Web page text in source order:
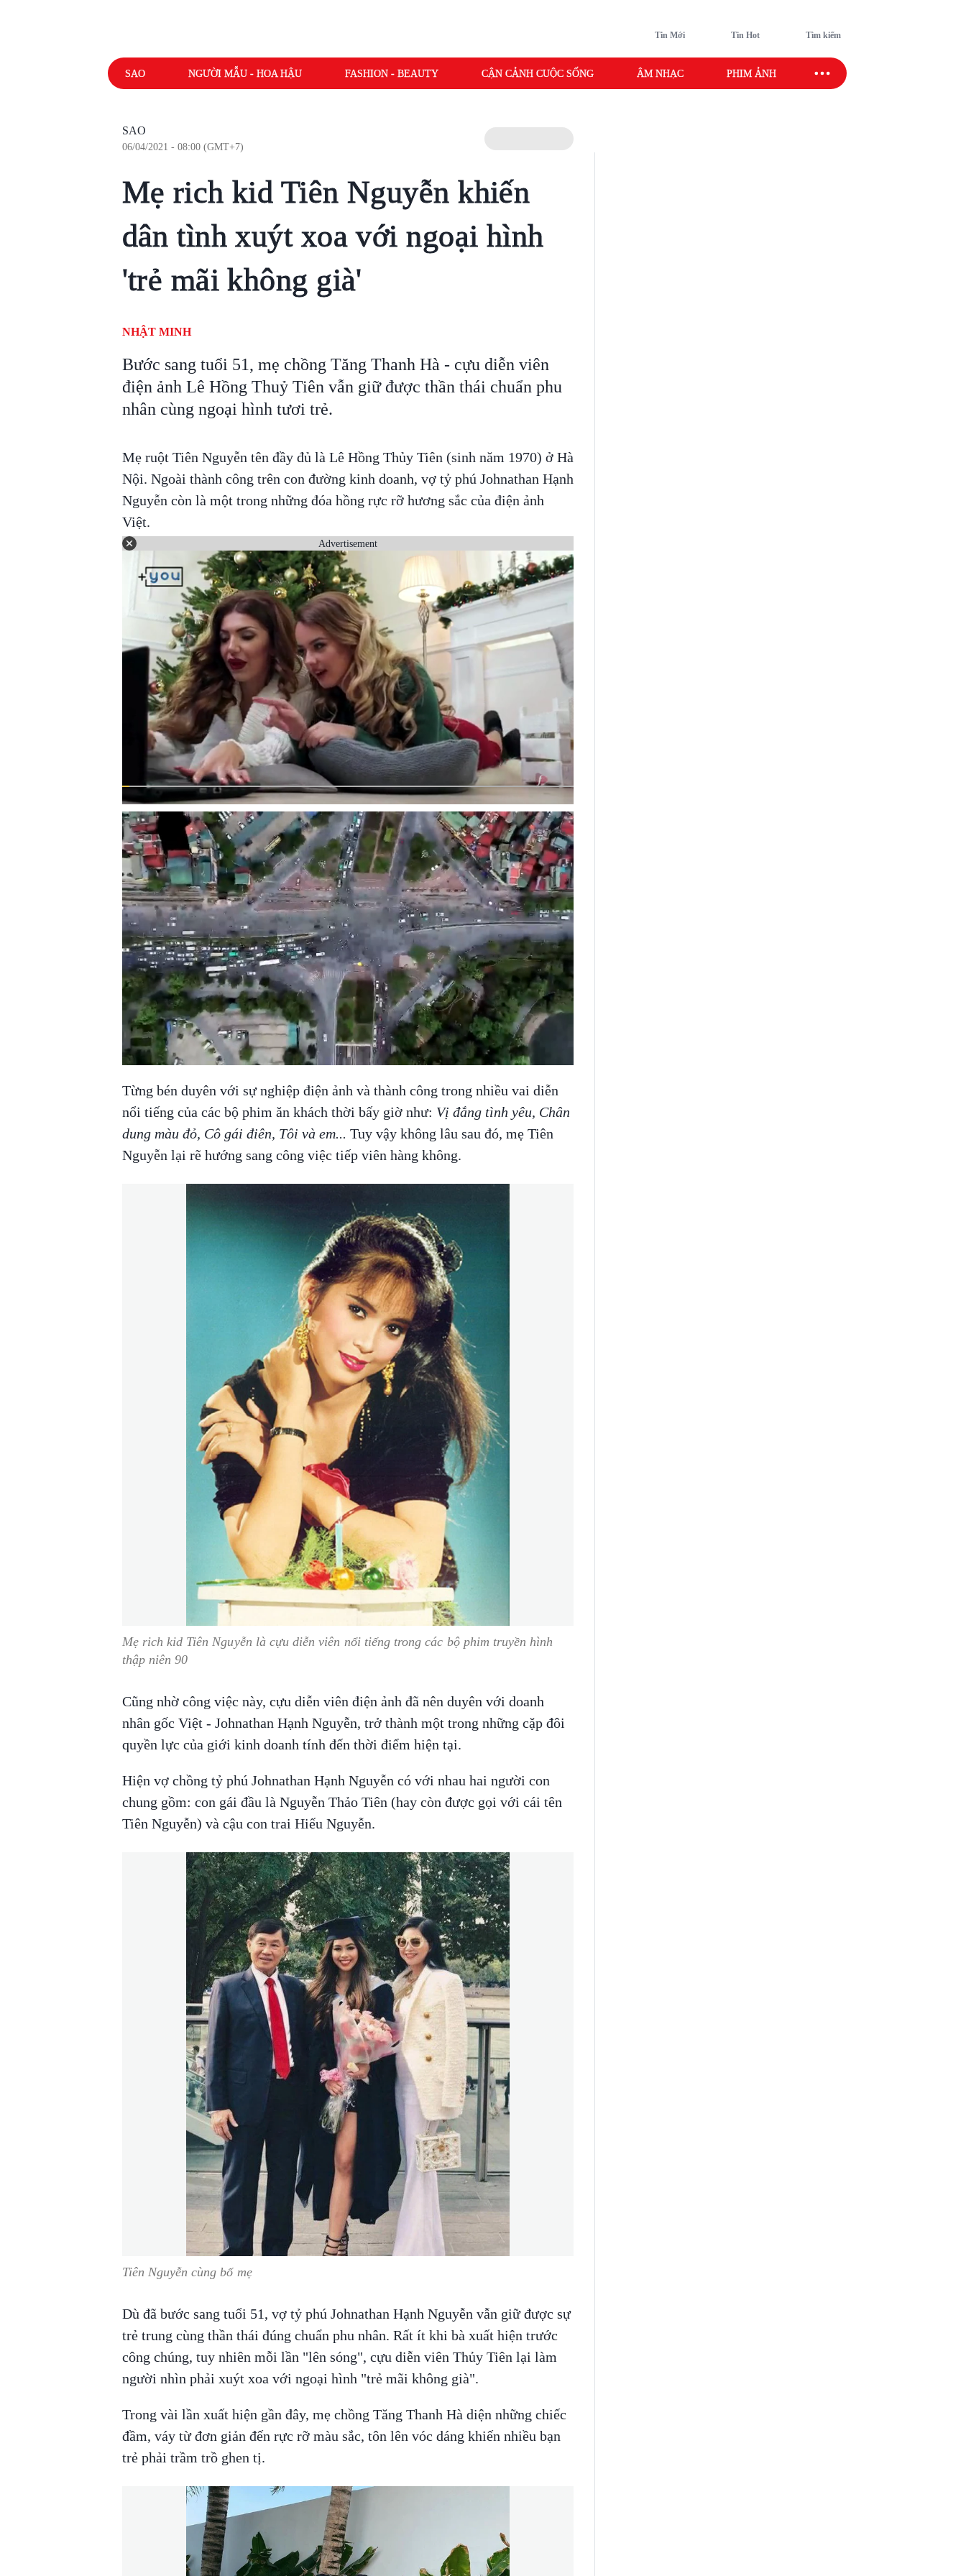
Tin Mới Tin Hot Tìm kiếm
SAO NGƯỜI MẪU - HOA HẬU FASHION - BEAUTY CẬN CẢNH CUỘC SỐNG ÂM NHẠC PHIM ẢNH SAO SPORT
SAO
06/04/2021 - 08:00 (GMT+7)
Mẹ rich kid Tiên Nguyễn khiến
dân tình xuýt xoa với ngoại hình
'trẻ mãi không già'
NHẬT MINH
Bước sang tuổi 51, mẹ chồng Tăng Thanh Hà - cựu diễn viên
điện ảnh Lê Hồng Thuỷ Tiên vẫn giữ được thần thái chuẩn phu
nhân cùng ngoại hình tươi trẻ.
Mẹ ruột Tiên Nguyễn tên đầy đủ là Lê Hồng Thủy Tiên (sinh năm 1970) ở Hà
Nội. Ngoài thành công trên con đường kinh doanh, vợ tỷ phú Johnathan Hạnh
Nguyễn còn là một trong những đóa hồng rực rỡ hương sắc của điện ảnh
Việt.
Advertisement
Từng bén duyên với sự nghiệp điện ảnh và thành công trong nhiều vai diễn
nổi tiếng của các bộ phim ăn khách thời bấy giờ như: Vị đắng tình yêu, Chân
dung màu đỏ, Cô gái điên, Tôi và em... Tuy vậy không lâu sau đó, mẹ Tiên
Nguyễn lại rẽ hướng sang công việc tiếp viên hàng không.
Mẹ rich kid Tiên Nguyễn là cựu diễn viên nổi tiếng trong các bộ phim truyền hình
thập niên 90
Cũng nhờ công việc này, cựu diễn viên điện ảnh đã nên duyên với doanh
nhân gốc Việt - Johnathan Hạnh Nguyễn, trở thành một trong những cặp đôi
quyền lực của giới kinh doanh tính đến thời điểm hiện tại.
Hiện vợ chồng tỷ phú Johnathan Hạnh Nguyễn có với nhau hai người con
chung gồm: con gái đầu là Nguyễn Thảo Tiên (hay còn được gọi với cái tên
Tiên Nguyễn) và cậu con trai Hiếu Nguyễn.
Tiên Nguyễn cùng bố mẹ
Dù đã bước sang tuổi 51, vợ tỷ phú Johnathan Hạnh Nguyễn vẫn giữ được sự
trẻ trung cùng thần thái đúng chuẩn phu nhân. Rất ít khi bà xuất hiện trước
công chúng, tuy nhiên mỗi lần "lên sóng", cựu diễn viên Thủy Tiên lại làm
người nhìn phải xuýt xoa với ngoại hình "trẻ mãi không già".
Trong vài lần xuất hiện gần đây, mẹ chồng Tăng Thanh Hà diện những chiếc
đầm, váy từ đơn giản đến rực rỡ màu sắc, tôn lên vóc dáng khiến nhiều bạn
trẻ phải trầm trồ ghen tị.